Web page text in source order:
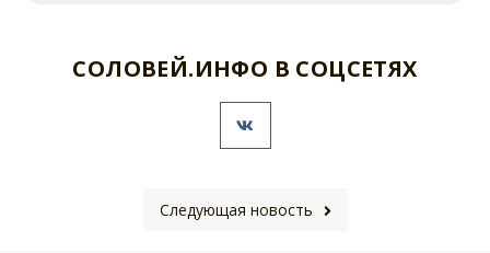
СОЛОВЕЙ.ИНФО В СОЦСЕТЯХ
Следующая новость